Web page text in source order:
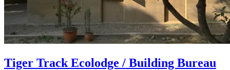
Tiger Track Ecolodge / Building Bureau